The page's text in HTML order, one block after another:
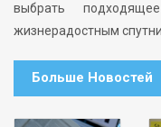
выбрать
жизнерадостным
Больше Новостей